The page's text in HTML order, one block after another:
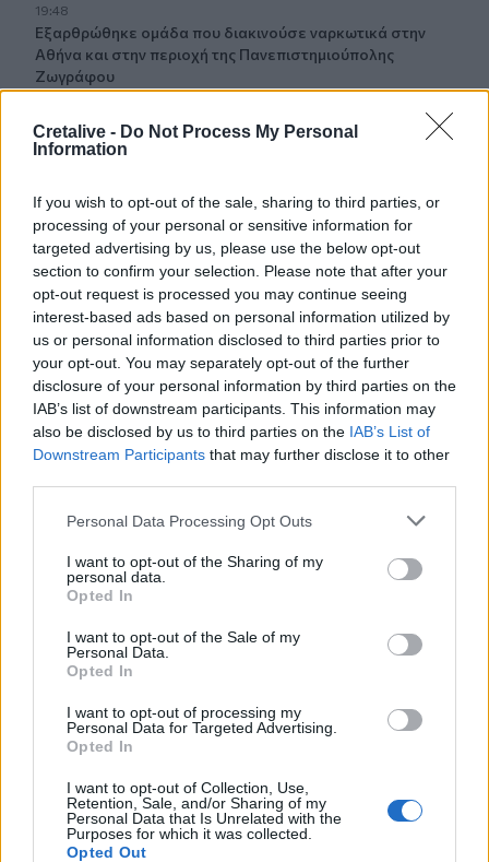
Cretalive - Do Not Process My Personal
Information
If you wish to opt-out of the sale, sharing to third parties, or
processing of your personal or sensitive information for
targeted advertising by us, please use the below opt-out
section to confirm your selection. Please note that after your
opt-out request is processed you may continue seeing
interest-based ads based on personal information utilized by
us or personal information disclosed to third parties prior to
your opt-out. You may separately opt-out of the further
disclosure of your personal information by third parties on the
IAB’s list of downstream participants. This information may
also be disclosed by us to third parties on the IAB’s List of
Downstream Participants that may further disclose it to other
Personal Data Processing Opt Outs
I want to opt-out of the Sharing of my
personal data.
Opted In
I want to opt-out of the Sale of my
Personal Data.
Opted In
I want to opt-out of processing my
Personal Data for Targeted Advertising.
Opted In
I want to opt-out of Collection, Use,
Retention, Sale, and/or Sharing of my
Personal Data that Is Unrelated with the
Purposes for which it was collected.
Opted Out
19:48
Εξαρθρώθηκε ομάδα που διακινούσε ναρκωτικά στην
Αθήνα και στην περιοχή της Πανεπιστημιούπολης
Ζωγράφου
19:33
Στέγνωσαν οι βρύσες σε Μαραθίτη και Βασιλειές
19:23
Τραγωδία στην Πάρο: Πνίγηκε 4χρονος σε πισίνα beach
bar
19:15
Συνελήφθη 49χρονος, βασικό μέλος της εγκληματικής
οργάνωσης του «Έντικ»
19:13
Το Φεστιβάλ Κινηματογράφου Χανίων παρουσιάζει τις
καλοκαιρινές του εκθέσεις
την Ελληνική Καρδιολογική Εταιρεία
18:59
Μαρία Καρυστιανού: Αποχώρησε και ο Νίκος
18:58
Ένας σοβαρά τραυματίας από τροχαίο με γουρούνα στην
Ηλεία
πατέρα του Μέσι